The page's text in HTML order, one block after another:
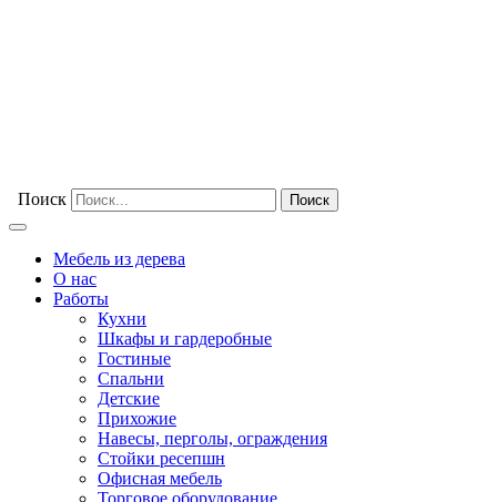
Поиск
Мебель из дерева
О нас
Работы
Кухни
Шкафы и гардеробные
Гостиные
Спальни
Детские
Прихожие
Навесы, перголы, ограждения
Стойки ресепшн
Офисная мебель
Торговое оборудование